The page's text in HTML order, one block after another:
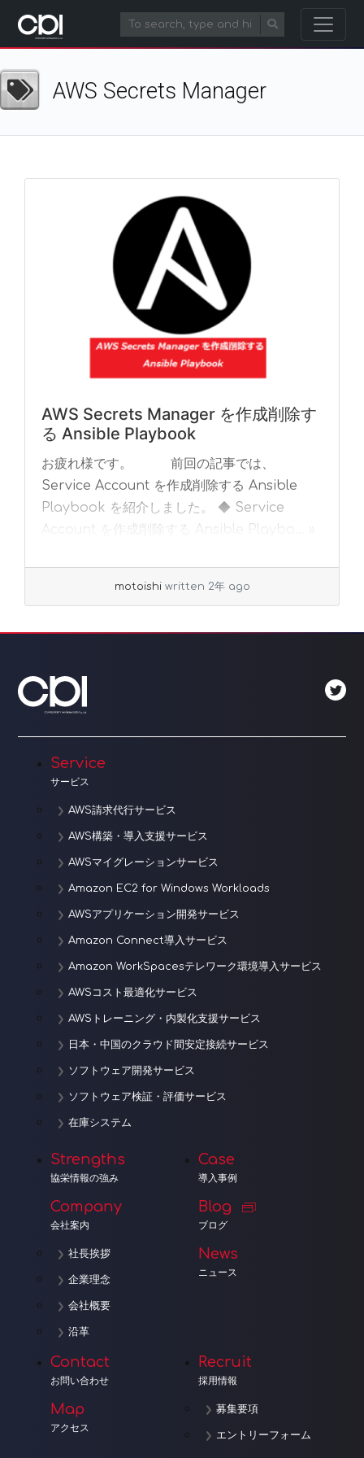
AWS Secrets Manager
AWS Secrets Manager を作成削除す
る Ansible Playbook
お疲れ様です。 前回の記事では、
Service Account を作成削除する Ansible
Playbook を紹介しました。 ◆ Service
Account を作成削除する Ansible Playbo... »
motoishi written 2年 ago
Service
サービス
AWS請求代行サービス
AWS構築・導入支援サービス
AWSマイグレーションサービス
Amazon EC2 for Windows Workloads
AWSアプリケーション開発サービス
Amazon Connect導入サービス
Amazon WorkSpacesテレワーク環境導入サービス
AWSコスト最適化サービス
AWSトレーニング・内製化支援サービス
日本・中国のクラウド間安定接続サービス
ソフトウェア開発サービス
ソフトウェア検証・評価サービス
在庫システム
Strengths
協栄情報の強み
Company
会社案内
社長挨拶
企業理念
会社概要
沿革
Case
導入事例
Blog
ブログ
News
ニュース
Contact
お問い合わせ
Map
アクセス
Recruit
採用情報
募集要項
エントリーフォーム